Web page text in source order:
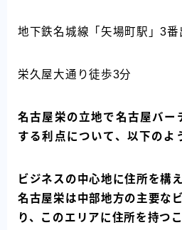
地下鉄名城線「矢場町駅」3番
栄久屋大通り徒歩3分
名古屋栄の立地で名古屋バー
する利点について、以下のよ
ビジネスの中心地に住所を構
名古屋栄は中部地方の主要な
り、このエリアに住所を持つ